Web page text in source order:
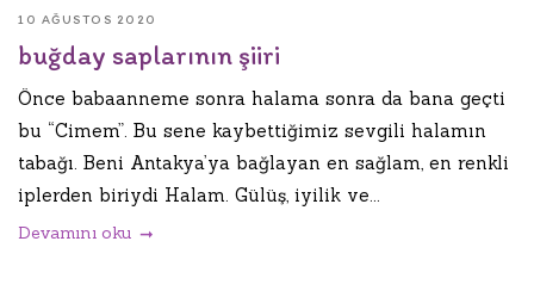
10 AĞUSTOS 2020
buğday saplarının şiiri
Önce babaanneme sonra halama sonra da bana geçti
bu “Cimem”. Bu sene kaybettiğimiz sevgili halamın
tabağı. Beni Antakya’ya bağlayan en sağlam, en renkli
iplerden biriydi Halam. Gülüş, iyilik ve...
Devamını oku